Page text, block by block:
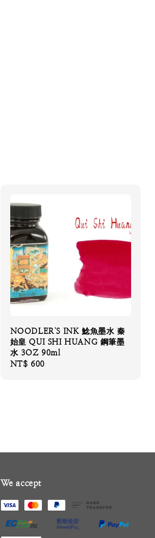
NOODLER'S INK 鯰魚墨水 秦
始皇 QUI SHI HUANG 鋼筆墨
水 3OZ 90ml
Regular
NT$ 600
We accept